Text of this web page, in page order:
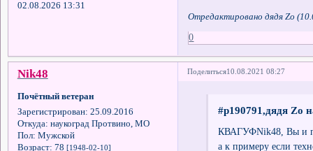
02.08.2026 13:31
Отредактировано дядя Zo
0
Поделиться10.08.2021 08:27
Nik48
Почётный ветеран
Зарегистрирован: 25.09.2016
Откуда: наукоград Протвино, МО
Пол: Мужской
Возраст: 78 [1948-02-10]
#p190791,дядя Zo
КВАГУФNik48, Вы и
а к примеру если